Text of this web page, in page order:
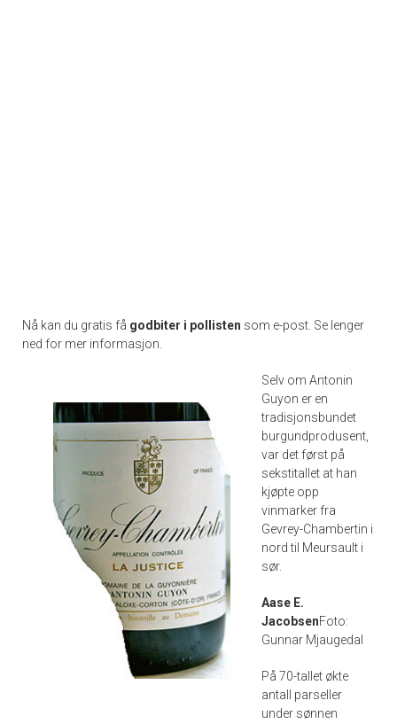
Nå kan du gratis få godbiter i pollisten som e-post. Se lenger
ned for mer informasjon.
Selv om Antonin
Guyon er en
tradisjonsbundet
burgundprodusent,
var det først på
sekstitallet at han
kjøpte opp
vinmarker fra
Gevrey-Chambertin i
nord til Meursault i
sør.
Aase E.
JacobsenFoto:
Gunnar Mjaugedal
På 70-tallet økte
antall parseller
under sønnen